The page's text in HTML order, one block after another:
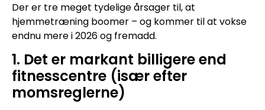
Der er tre meget tydelige årsager til, at
hjemmetræning boomer – og kommer til at vokse
endnu mere i 2026 og fremadd.
1. Det er markant billigere end
fitnesscentre (især efter
momsreglerne)